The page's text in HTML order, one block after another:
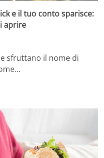
e il tuo conto sparisce:
aprire
sfruttano il nome di